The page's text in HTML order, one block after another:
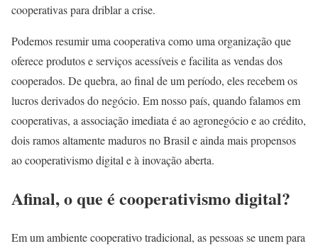
cooperativas para driblar a crise.
Podemos resumir uma cooperativa como uma organização que
oferece produtos e serviços acessíveis e facilita as vendas dos
cooperados. De quebra, ao final de um período, eles recebem os
lucros derivados do negócio. Em nosso país, quando falamos em
cooperativas, a associação imediata é ao agronegócio e ao crédito,
dois ramos altamente maduros no Brasil e ainda mais propensos
ao cooperativismo digital e à inovação aberta.
Afinal, o que é cooperativismo digital?
Em um ambiente cooperativo tradicional, as pessoas se unem para